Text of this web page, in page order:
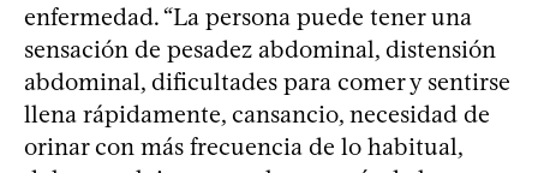
enfermedad. “La persona puede tener una
sensación de pesadez abdominal, distensión
abdominal, dificultades para comer y sentirse
llena rápidamente, cansancio, necesidad de
orinar con más frecuencia de lo habitual,